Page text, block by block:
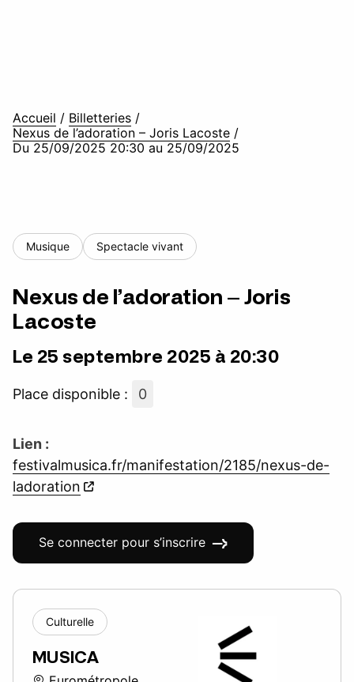
Accueil / Billetteries /
Nexus de l’adoration – Joris Lacoste /
Du 25/09/2025 20:30 au 25/09/2025
Musique Spectacle vivant
Nexus de l’adoration – Joris
Lacoste
Le 25 septembre 2025 à 20:30
Place disponible : 0
Lien :
festivalmusica.fr/manifestation/2185/nexus-de-
ladoration
Se connecter pour s’inscrire
Culturelle
MUSICA